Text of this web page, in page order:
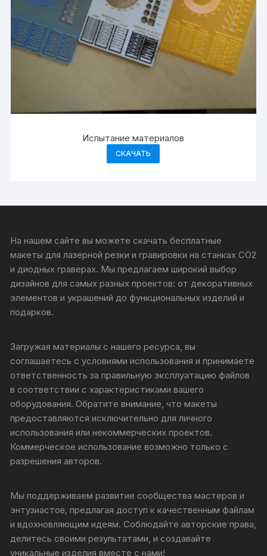
Испытание материалов
СКАЧАТЬ
На нашем сайте вы можете скачать бесплатные
макеты для лазерной резки и гравировки на станках CO2
и диодных граверах. Мы предлагаем широкий выбор
дизайнов для самых разных проектов: от декоративных
элементов и украшений до функциональных изделий и
подарков.
Загружая материалы с нашего ресурса, вы
соглашаетесь с условиями использования и принимаете
ответственность за правильную эксплуатацию файлов
в соответствии с характеристиками вашего
оборудования. Обратите внимание, что макеты
предоставляются исключительно для личного
использования или некоммерческих проектов.
Коммерческое использование возможно только с
разрешения авторов.
Мы поддерживаем развитие сообщества мастеров и
энтузиастов, предлагая доступ к качественным файлам
и вдохновляющим идеям. Соблюдайте авторские права,
делитесь своими результатами, и создавайте
уникальные изделия вместе с нами!